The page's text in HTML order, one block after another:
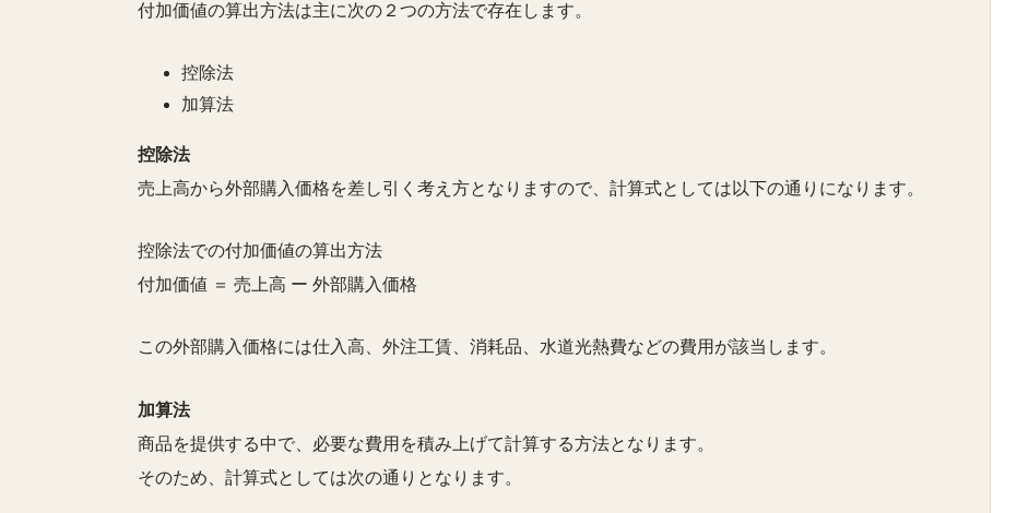
付加価値の算出方法は主に次の２つの方法で存在します。
控除法
加算法
控除法
売上高から外部購入価格を差し引く考え方となりますので、計算式としては以下の通りになります。
控除法での付加価値の算出方法
付加価値 ＝ 売上高 ー 外部購入価格
この外部購入価格には仕入高、外注工賃、消耗品、水道光熱費などの費用が該当します。
加算法
商品を提供する中で、必要な費用を積み上げて計算する方法となります。
そのため、計算式としては次の通りとなります。